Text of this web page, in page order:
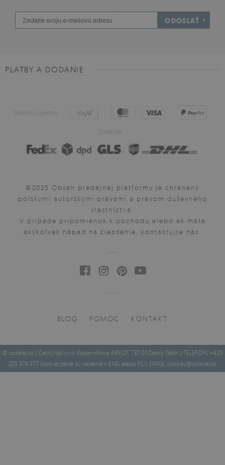
ODOSLAŤ
PLATBY A DODANIE
Spôsoby platby:
Dodanie:
©2025 Obsah predajnej platformy je chránený
poľskými autorskými právami a právom duševného
vlastníctva.
V prípade pripomienok k obchodu alebo ak máte
akýkoľvek nápad na zlepšenie, kontaktujte nás.
BLOG POMOC KONTAKT
© coloray.sk | Český tisk s.r.o. Koperníkova 495/27, 737 01 Český Těšín | TELEFON: +420
225 379 377 (konverzácie sú vedené v ENG alebo PL) | EMAIL: coloray@coloray.sk